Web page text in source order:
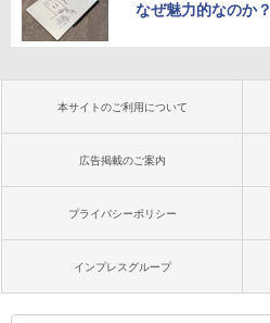
なぜ魅力的なのか？
本サイトのご利用について
広告掲載のご案内
プライバシーポリシー
インプレスグループ